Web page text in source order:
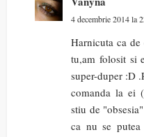
4 decembrie 2014 la
Harnicuta ca
tu,am folosit si
super-duper :D
comanda la ei
stiu de
ca nu se